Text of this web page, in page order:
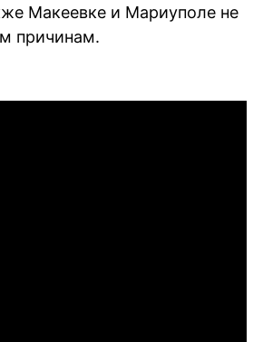
Макеевке и Мариуполе не
причинам.